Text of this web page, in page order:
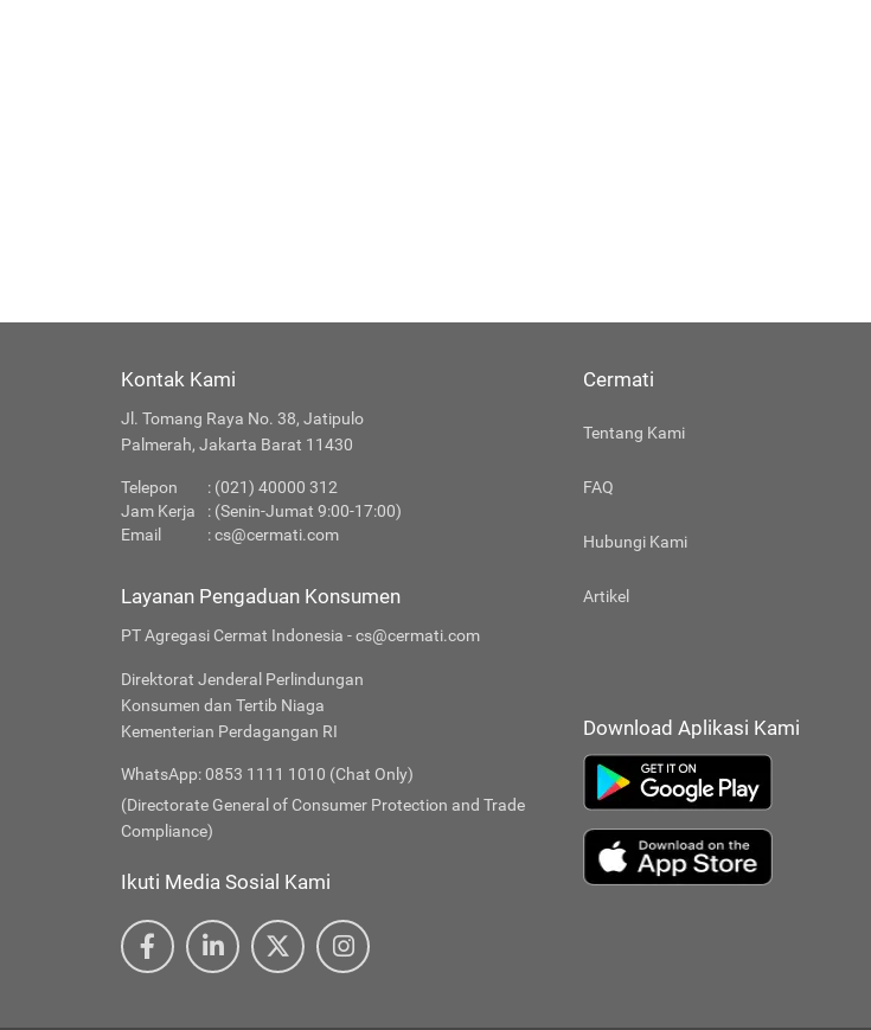
Kontak Kami
Jl. Tomang Raya No. 38, Jatipulo
Palmerah, Jakarta Barat 11430
Telepon
: (021) 40000 312
Jam Kerja
: (Senin-Jumat 9:00-17:00)
Email
:cs@cermati.com
Layanan Pengaduan Konsumen
PT Agregasi Cermat Indonesia - cs@cermati.com
Direktorat Jenderal Perlindungan
Konsumen dan Tertib Niaga
Kementerian Perdagangan RI
WhatsApp: 0853 1111 1010 (Chat Only)
(Directorate General of Consumer Protection and Trade
Compliance)
Ikuti Media Sosial Kami
Cermati
Tentang Kami
FAQ
Hubungi Kami
Artikel
Download Aplikasi Kami